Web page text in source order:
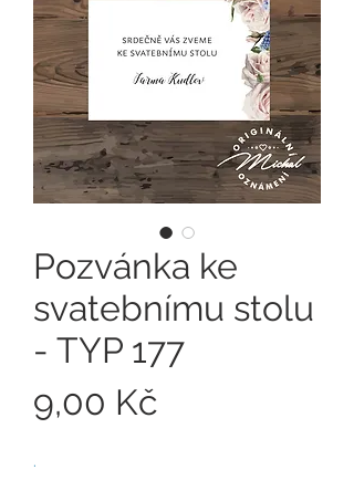
Pozvánka ke
svatebnímu stolu
- TYP 177
9,00 Kč
.